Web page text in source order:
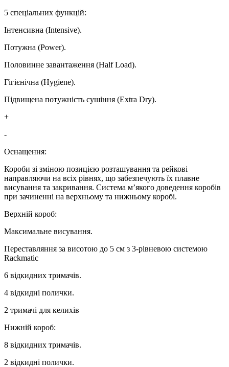
5 спеціальних функцій:
Інтенсивна (Intensive).
Потужна (Power).
Половинне завантаження (Half Load).
Гігієнічна (Hygiene).
Підвищена потужність сушіння (Extra Dry).
+
-
Оснащення:
Короби зі зміною позицією розташування та рейкові
направляючи на всіх рівнях, що забезпечують їх плавне
висування та закривання. Система м’якого доведення коробів
при зачиненні на верхньому та нижньому коробі.
Верхній короб:
Максимальне висування.
Переставляння за висотою до 5 см з 3-рівневою системою
Rackmatic
6 відкидних тримачів.
4 відкидні полички.
2 тримачі для келихів
Нижній короб:
8 відкидних тримачів.
2 відкидні полички.